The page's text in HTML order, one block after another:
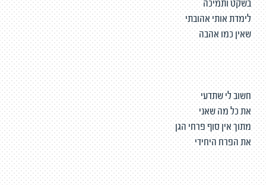
בשקט ותמיכה
לימדת אותי אהובתי
שאין כמו אהבה
חשוב לי שתדעי
את כל מה שאני
מתוך אין סוף פרחי הגן
את הפרח היחידי